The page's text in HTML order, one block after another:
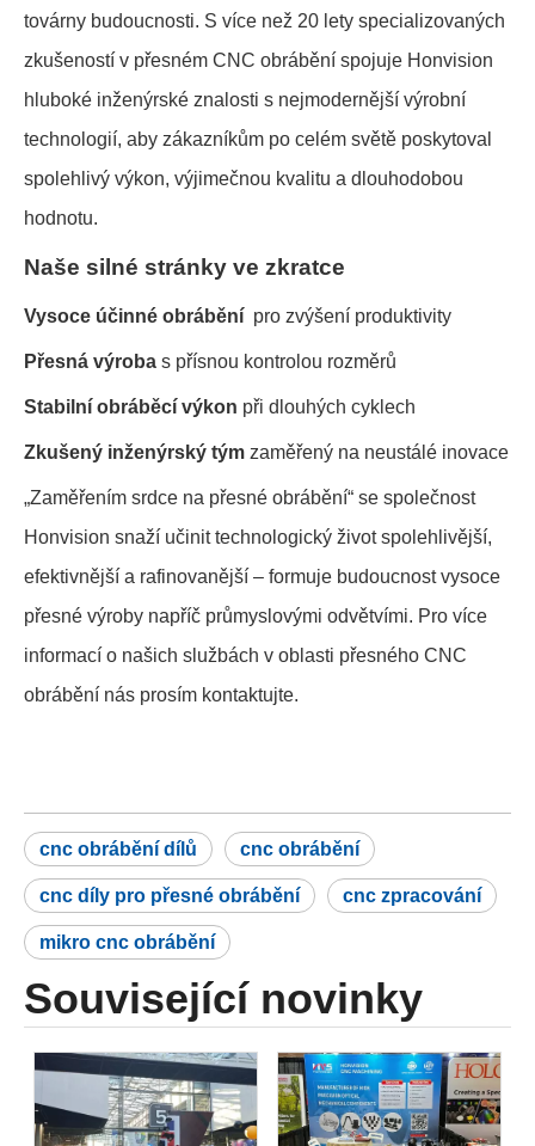
továrny budoucnosti. S více než 20 lety specializovaných
zkušeností v přesném CNC obrábění spojuje Honvision
hluboké inženýrské znalosti s nejmodernější výrobní
technologií, aby zákazníkům po celém světě poskytoval
spolehlivý výkon, výjimečnou kvalitu a dlouhodobou
hodnotu.
Naše silné stránky ve zkratce
Vysoce účinné obrábění pro zvýšení produktivity
Přesná výroba s přísnou kontrolou rozměrů
Stabilní obráběcí výkon při dlouhých cyklech
Zkušený inženýrský tým zaměřený na neustálé inovace
„Zaměřením srdce na přesné obrábění“ se společnost
Honvision snaží učinit technologický život spolehlivější,
efektivnější a rafinovanější – formuje budoucnost vysoce
přesné výroby napříč průmyslovými odvětvími. Pro více
informací o našich službách v oblasti přesného CNC
obrábění nás prosím kontaktujte.
cnc obrábění dílů cnc obrábění
cnc díly pro přesné obrábění cnc zpracování
mikro cnc obrábění
Související novinky